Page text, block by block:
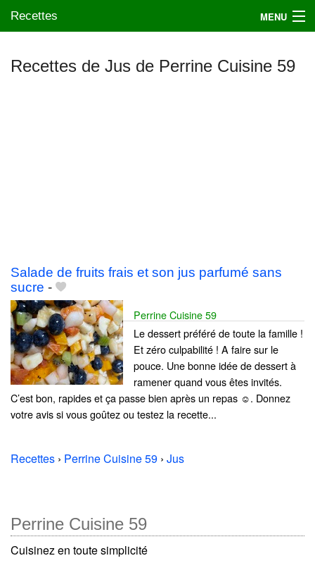
Recettes MENU
Recettes de Jus de Perrine Cuisine 59
Salade de fruits frais et son jus parfumé sans
sucre -
Perrine Cuisine 59
Le dessert préféré de toute la famille !
Et zéro culpabilité ! A faire sur le
pouce. Une bonne idée de dessert à
ramener quand vous êtes invités.
C’est bon, rapides et ça passe bien après un repas ☺️. Donnez
votre avis si vous goûtez ou testez la recette...
Recettes › Perrine Cuisine 59 › Jus
Perrine Cuisine 59
Cuisinez en toute simplicité